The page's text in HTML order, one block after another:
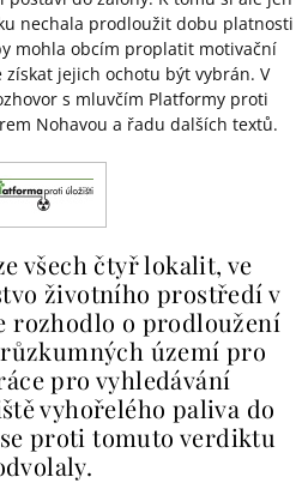
nechala prodloužit dobu platnosti
mohla obcím proplatit motivační
získat jejich ochotu být vybrán. V
s mluvčím Platformy proti
Nohavou a řadu dalších textů.
všech čtyř lokalit, ve
životního prostředí v
rozhodlo o prodloužení
území pro
pro vyhledávání
vyhořelého paliva do
se proti tomuto verdiktu